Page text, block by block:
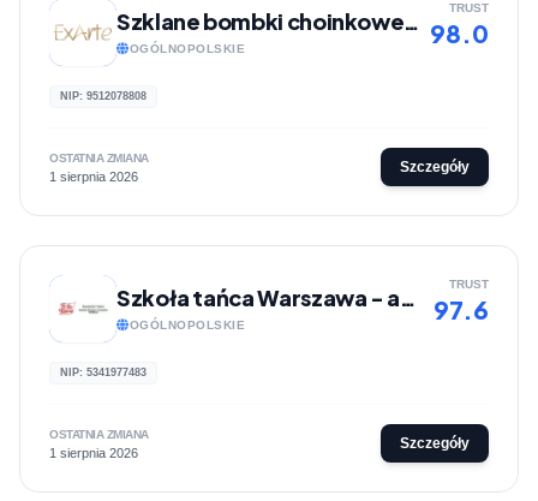
Szklane bombki choinkowe ExArte
OGÓLNOPOLSKIE
TRUST
98.0
NIP: 9512078808
OSTATNIA ZMIANA
1 sierpnia 2026
Szczegóły
Szkoła tańca Warszawa - akademia tańca | Tu Się Tańczy
OGÓLNOPOLSKIE
TRUST
97.6
NIP: 5341977483
OSTATNIA ZMIANA
1 sierpnia 2026
Szczegóły